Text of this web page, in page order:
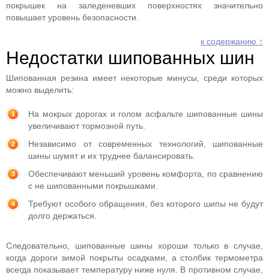
покрышек на заледеневших поверхностях значительно
повышает уровень безопасности.
к содержанию ↑
Недостатки шипованных шин
Шипованная резина имеет некоторые минусы, среди которых
можно выделить:
На мокрых дорогах и голом асфальте шипованные шины
увеличивают тормозной путь.
Независимо от современных технологий, шипованные
шины шумят и их труднее балансировать.
Обеспечивают меньший уровень комфорта, по сравнению
с не шипованными покрышками.
Требуют особого обращения, без которого шипы не будут
долго держаться.
Следовательно, шипованные шины хороши только в случае,
когда дороги зимой покрыты осадками, а столбик термометра
всегда показывает температуру ниже нуля. В противном случае,